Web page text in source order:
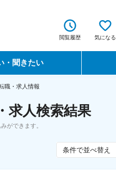
閲覧履歴 気になる
・聞きたい
職・求人情報
求人検索結果
ができます。
条件で並べ替え